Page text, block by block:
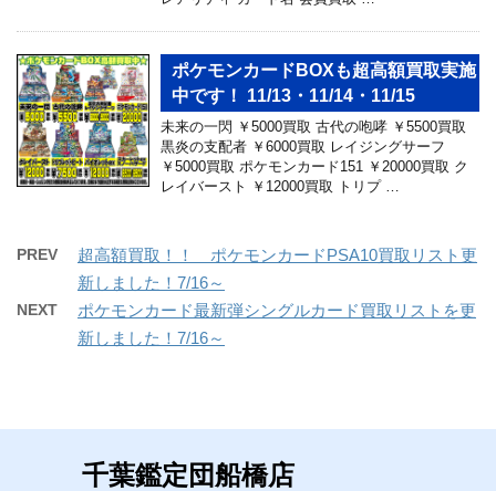
ポケモンカードBOXも超高額買取実施
中です！ 11/13・11/14・11/15
未来の一閃 ￥5000買取 古代の咆哮 ￥5500買取
黒炎の支配者 ￥6000買取 レイジングサーフ
￥5000買取 ポケモンカード151 ￥20000買取 ク
レイバースト ￥12000買取 トリプ …
PREV
超高額買取！！ ポケモンカードPSA10買取リスト更
新しました！7/16～
NEXT
ポケモンカード最新弾シングルカード買取リストを更
新しました！7/16～
千葉鑑定団船橋店